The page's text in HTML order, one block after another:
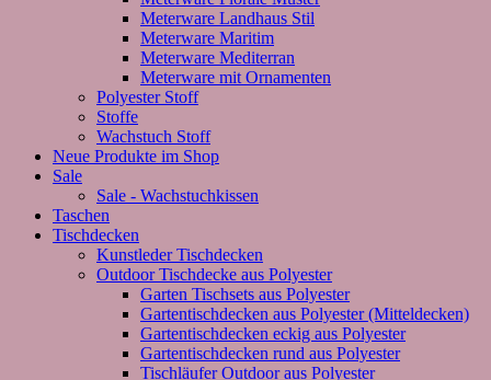
Meterware Landhaus Stil
Meterware Maritim
Meterware Mediterran
Meterware mit Ornamenten
Polyester Stoff
Stoffe
Wachstuch Stoff
Neue Produkte im Shop
Sale
Sale - Wachstuchkissen
Taschen
Tischdecken
Kunstleder Tischdecken
Outdoor Tischdecke aus Polyester
Garten Tischsets aus Polyester
Gartentischdecken aus Polyester (Mitteldecken)
Gartentischdecken eckig aus Polyester
Gartentischdecken rund aus Polyester
Tischläufer Outdoor aus Polyester